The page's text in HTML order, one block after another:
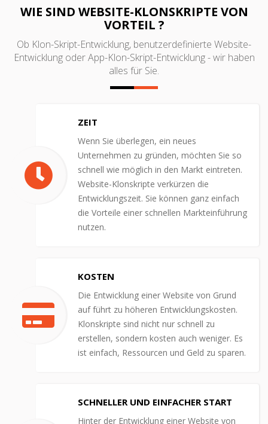
WIE SIND WEBSITE-KLONSKRIPTE VON
VORTEIL ?
Ob Klon-Skript-Entwicklung, benutzerdefinierte Website-
Entwicklung oder App-Klon-Skript-Entwicklung - wir haben
alles für Sie.
ZEIT
Wenn Sie überlegen, ein neues
Unternehmen zu gründen, möchten Sie so
schnell wie möglich in den Markt eintreten.
Website-Klonskripte verkürzen die
Entwicklungszeit. Sie können ganz einfach
die Vorteile einer schnellen Markteinführung
nutzen.
KOSTEN
Die Entwicklung einer Website von Grund
auf führt zu höheren Entwicklungskosten.
Klonskripte sind nicht nur schnell zu
erstellen, sondern kosten auch weniger. Es
ist einfach, Ressourcen und Geld zu sparen.
SCHNELLER UND EINFACHER START
Hinter der Entwicklung einer Website von